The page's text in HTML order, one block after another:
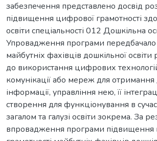
забезпечення представлено досвід
підвищення цифрової грамотності
освіти спеціальності 012 Дошкільна
Упровадження програми
майбутніх фахівців дошкільної освіти
до використання цифрових
комунікації або мереж для отримання
інформації, управління нею, її
створення для функціонування в
загалом та галузі освіти зокрема. За
впровадження програми підвищення